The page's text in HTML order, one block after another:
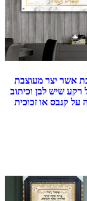
אשר יצר מעוצבת
רקע שיש לבן וכיתוב
על קנבס או זכוכית